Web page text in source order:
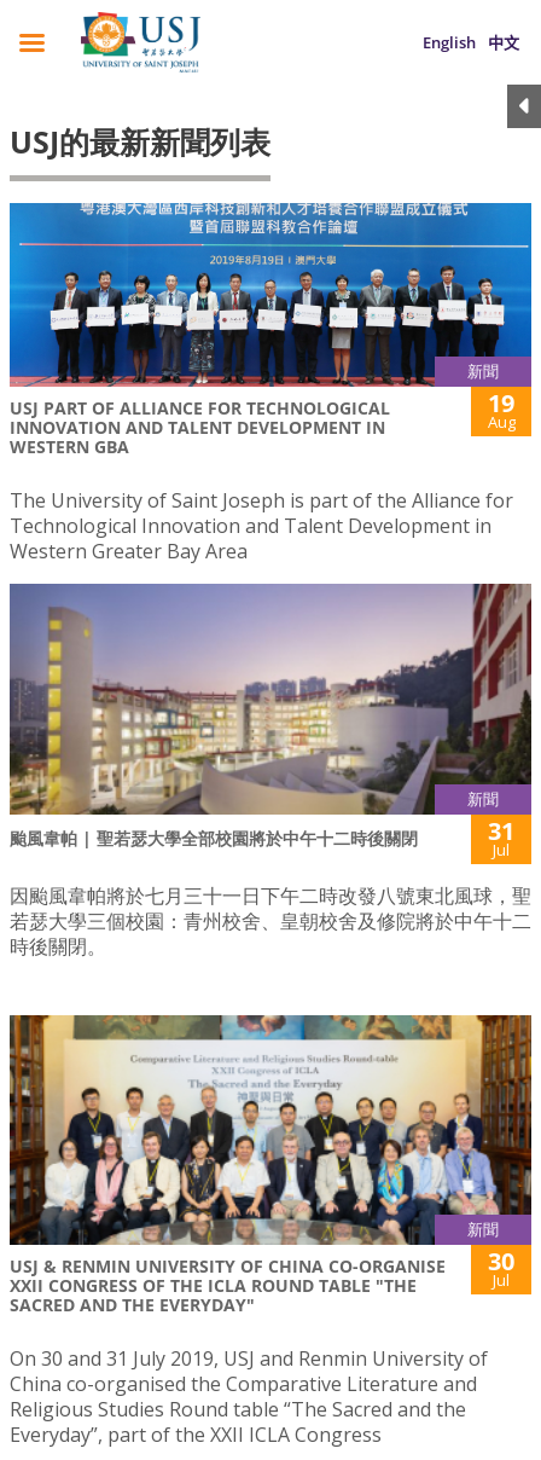
English 中文
USJ的最新新聞列表
新聞
USJ PART OF ALLIANCE FOR TECHNOLOGICAL
INNOVATION AND TALENT DEVELOPMENT IN
WESTERN GBA
19
Aug
The University of Saint Joseph is part of the Alliance for
Technological Innovation and Talent Development in
Western Greater Bay Area
新聞
颱風韋帕 | 聖若瑟大學全部校園將於中午十二時後關閉 31
Jul
因颱風韋帕將於七月三十一日下午二時改發八號東北風球，聖
若瑟大學三個校園：青州校舍、皇朝校舍及修院將於中午十二
時後關閉。
新聞
USJ & RENMIN UNIVERSITY OF CHINA CO-ORGANISE
XXII CONGRESS OF THE ICLA ROUND TABLE "THE
SACRED AND THE EVERYDAY"
30
Jul
On 30 and 31 July 2019, USJ and Renmin University of
China co-organised the Comparative Literature and
Religious Studies Round table “The Sacred and the
Everyday”, part of the XXII ICLA Congress